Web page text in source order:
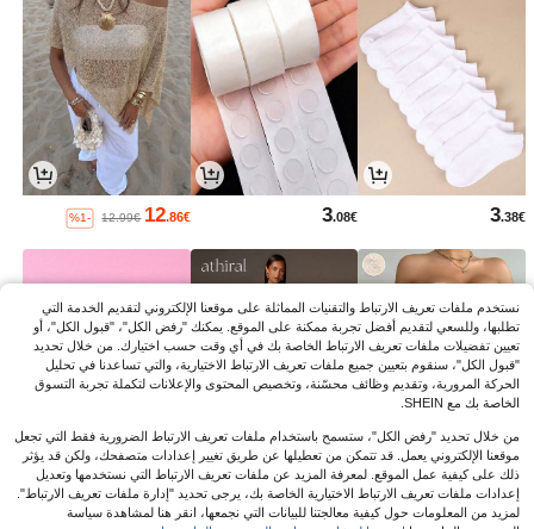
3.38€
3.08€
12.86€
12.99€
%1-
10 .88€
23.49€
3.48€
نستخدم ملفات تعريف الارتباط والتقنيات المماثلة على موقعنا الإلكتروني لتقديم الخدمة التي
تطلبها، وللسعي لتقديم أفضل تجربة ممكنة على الموقع. يمكنك "رفض الكل"، "قبول الكل"، أو
تعيين تفضيلات ملفات تعريف الارتباط الخاصة بك في أي وقت حسب اختيارك. من خلال تحديد
"قبول الكل"، سنقوم بتعيين جميع ملفات تعريف الارتباط الاختيارية، والتي تساعدنا في تحليل
الحركة المرورية، وتقديم وظائف محسّنة، وتخصيص المحتوى والإعلانات لتكملة تجربة التسوق
الخاصة بك مع SHEIN.
من خلال تحديد "رفض الكل"، ستسمح باستخدام ملفات تعريف الارتباط الضرورية فقط التي تجعل
موقعنا الإلكتروني يعمل. قد تتمكن من تعطيلها عن طريق تغيير إعدادات متصفحك، ولكن قد يؤثر
ذلك على كيفية عمل الموقع. لمعرفة المزيد عن ملفات تعريف الارتباط التي نستخدمها وتعديل
إعدادات ملفات تعريف الارتباط الاختيارية الخاصة بك، يرجى تحديد "إدارة ملفات تعريف الارتباط".
لمزيد من المعلومات حول كيفية معالجتنا للبيانات التي نجمعها، انقر هنا لمشاهدة سياسة